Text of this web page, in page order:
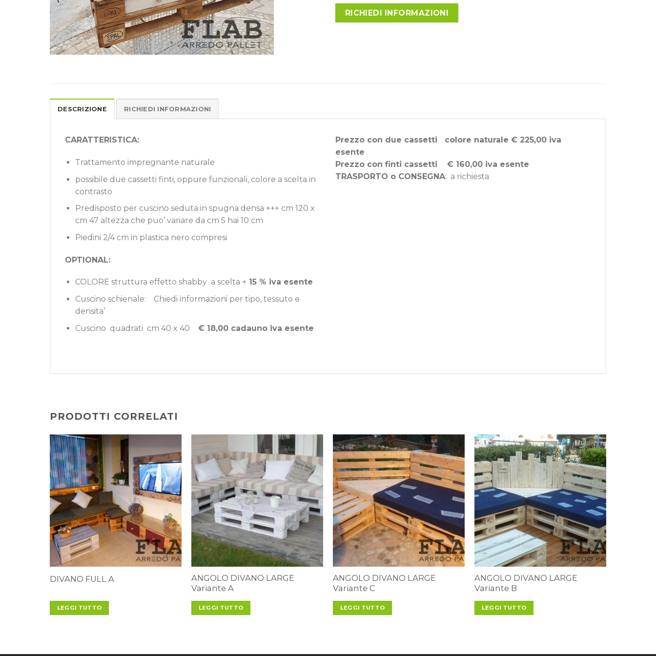
RICHIEDI INFORMAZIONI
DESCRIZIONE RICHIEDI INFORMAZIONI
CARATTERISTICA:
Trattamento impregnante naturale
possibile due cassetti finti, oppure funzionali, colore a scelta in
contrasto
Predisposto per cuscino seduta in spugna densa +++ cm 120 x
cm 47 altezza che puo’ variare da cm 5 hai 10 cm
Piedini 2/4 cm in plastica nero compresi
OPTIONAL:
COLORE struttura effetto shabby a scelta + 15 % iva esente
Cuscino schienale: Chiedi informazioni per tipo, tessuto e
densita’
Cuscino quadrati cm 40 x 40
€ 18,00 cadauno iva esente
Prezzo con due cassetti colore naturale € 225,00 iva
esente
Prezzo con finti cassetti € 160,00 iva esente
TRASPORTO o CONSEGNA: a richiesta
PRODOTTI CORRELATI
DIVANO FULL A
LEGGI TUTTO
ANGOLO DIVANO LARGE
Variante A
LEGGI TUTTO
ANGOLO DIVANO LARGE
Variante C
LEGGI TUTTO
ANGOLO DIVANO LARGE
Variante B
LEGGI TUTTO